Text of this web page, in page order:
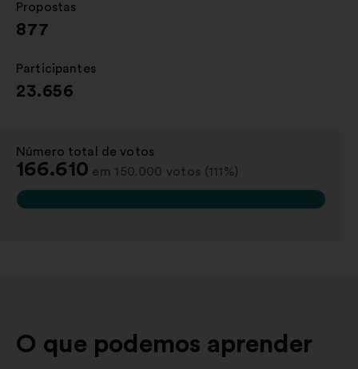
Propostas
:
877
Participantes
:
23.656
Número total de votos
:
166.610 em 150.000 votos (111%)
O que podemos aprender